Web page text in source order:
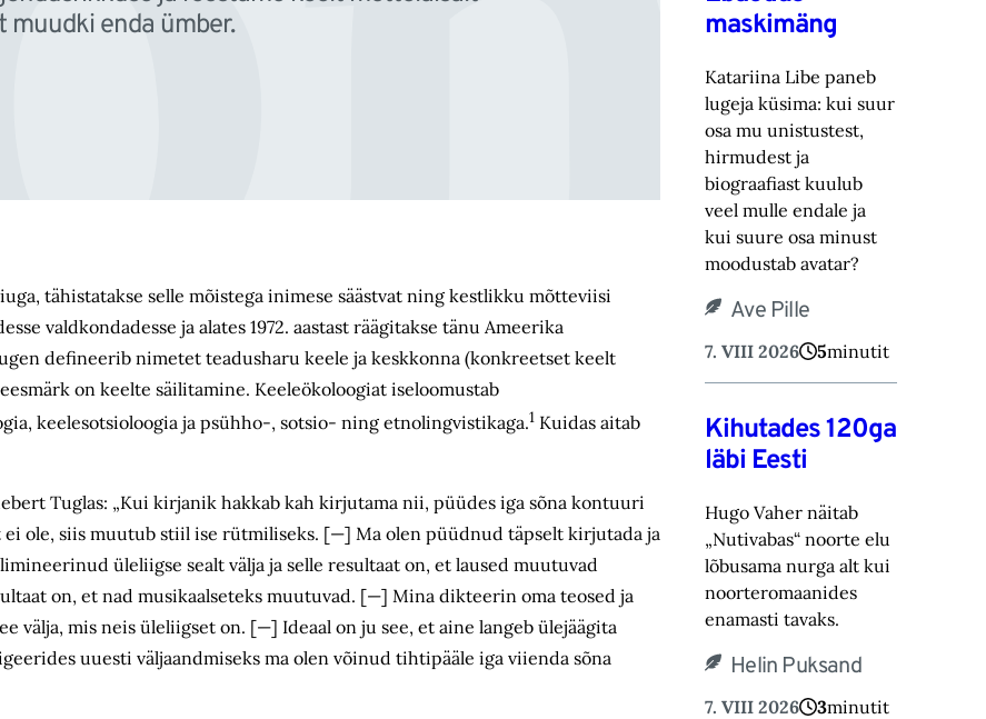
muudki enda ümber.
tähistatakse selle mõistega inimese säästvat ning kestlikku mõtteviisi
valdkondadesse ja alates 1972. aastast räägitakse tänu Ameerika
defineerib nimetet teadusharu keele ja keskkonna (konkreetset keelt
on keelte säilitamine. Keeleöko­loogiat iseloomustab
keelesotsioloogia ja psühho-, sotsio- ning etnolingvistikaga.1 Kuidas aitab
Tuglas: „Kui kirjanik hakkab kah kirjutama nii, püüdes iga sõna kontuuri
ole, siis muutub stiil ise rütmiliseks. [—] Ma olen püüdnud täpselt kirjutada ja
üleliigse sealt välja ja selle resultaat on, et laused muutuvad
on, et nad musikaalseteks muutuvad. [—] Mina dikteerin oma teosed ja
välja, mis neis üleliigset on. [—] Ideaal on ju see, et aine langeb ülejäägita
uuesti väljaandmiseks ma olen võinud tihtipääle iga viienda sõna
maskimäng
Katariina Libe paneb
lugeja küsima: kui suur
osa mu unistustest,
hirmudest ja
biograafiast ‎kuulub
veel mulle endale ja
kui suure osa minust
moodustab avatar? ‎
Ave Pille
7. VIII 2026 5minutit
Kihutades 120ga
läbi Eesti
Hugo Vaher näitab
„Nutivabas“ noorte elu
lõbusama nurga alt kui
noorteromaanides
ena‎masti tavaks.‎
Helin Puksand
7. VIII 2026 3minutit